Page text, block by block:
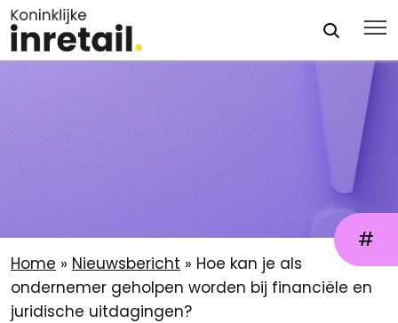
Home » Nieuwsbericht » Hoe kan je als
ondernemer geholpen worden bij financiële en
juridische uitdagingen?
#